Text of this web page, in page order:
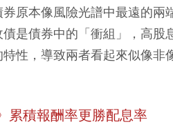
券原本像風險光譜中最遠的
是債券中的「衝組」，高股
特性，導致兩者看起來似像
累積報酬率更勝配息率